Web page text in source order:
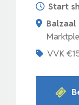
Start
Balzaal
VVK